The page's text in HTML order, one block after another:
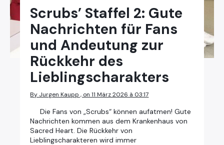
Scrubs’ Staffel 2: Gute
Nachrichten für Fans
und Andeutung zur
Rückkehr des
Lieblingscharakters
By Jurgen Kaupp , on 11 März 2026 à 03:17
Die Fans von „Scrubs“ können aufatmen! Gute
Nachrichten kommen aus dem Krankenhaus von
Sacred Heart. Die Rückkehr von
Lieblingscharakteren wird immer